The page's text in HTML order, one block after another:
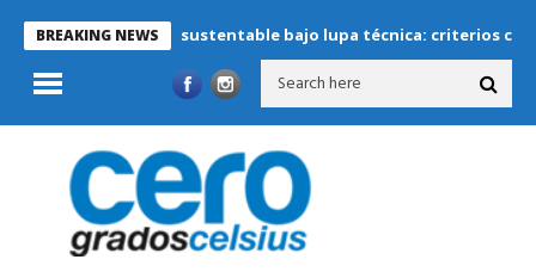
BREAKING NEWS
Refrigeración sustentable bajo lupa técnica: criterios críticos